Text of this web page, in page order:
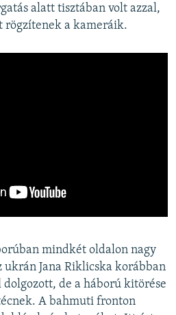
alatt tisztában volt azzal,
a kameráik.
mindkét oldalon nagy
ukrán Jana Riklicska korábban
de a háború kitörése
A bahmuti fronton